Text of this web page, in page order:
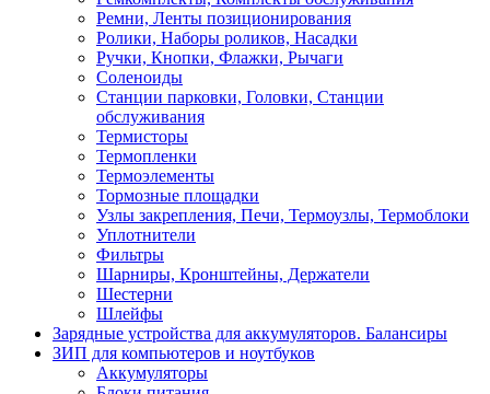
Ремни, Ленты позиционирования
Ролики, Наборы роликов, Насадки
Ручки, Кнопки, Флажки, Рычаги
Соленоиды
Станции парковки, Головки, Станции
обслуживания
Термисторы
Термопленки
Термоэлементы
Тормозные площадки
Узлы закрепления, Печи, Термоузлы, Термоблоки
Уплотнители
Фильтры
Шарниры, Кронштейны, Держатели
Шестерни
Шлейфы
Зарядные устройства для аккумуляторов. Балансиры
ЗИП для компьютеров и ноутбуков
Аккумуляторы